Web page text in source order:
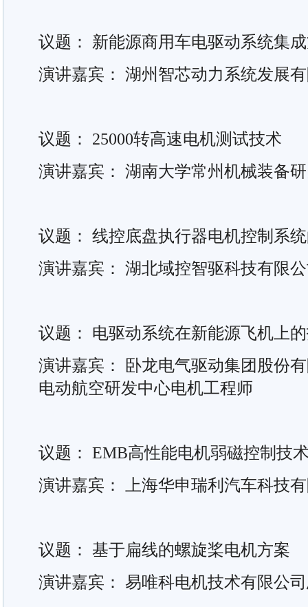
议题： 新能源商用车电驱动系统集
演讲嘉宾： 湖州智芯动力系统发展
议题： 25000转高速电机测试技术
演讲嘉宾： 湖南大学常州机械装备
议题： 线控底盘执行器电机控制系
演讲嘉宾： 湖北域控智驱科技有限
议题： 电驱动系统在新能源飞机上
演讲嘉宾： 卧龙电气驱动集团股份
电动航空研发中心电机工程师
议题： EMB高性能电机弱磁控制技
演讲嘉宾： 上海华申瑞利汽车科技
议题： 基于扁线的螺旋桨电机方案
演讲嘉宾： 易唯科电机技术有限公